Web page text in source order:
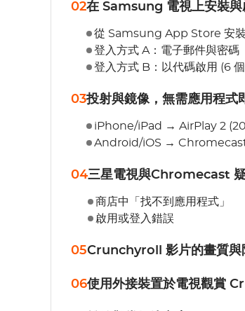
02在 Samsung 電視上安裝與
從 Samsung App Store 安裝
登入方式 A：電子郵件與密碼
登入方式 B：以代碼啟用 (6
03投射與鏡像，無需應用程
iPhone/iPad → AirPlay 2
Android/iOS →
04三星電視與Chromecast
商店中「找不到應用程式」
啟用或登入錯誤
05Crunchyroll 影片的畫質與
06使用外接裝置於電視觀賞